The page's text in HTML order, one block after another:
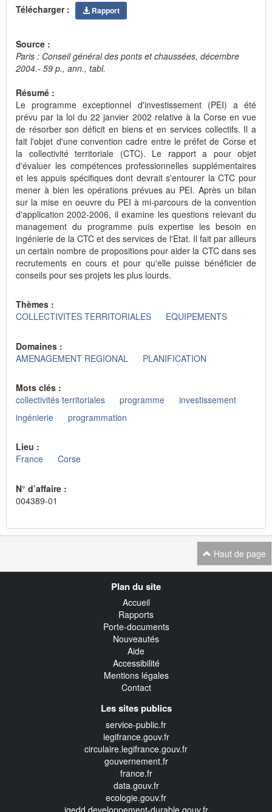
Télécharger : Rapport
Source :
Paris : Conseil général des ponts et chaussées, décembre
2004.- 59 p., ann., tabl.
Résumé :
Le programme exceptionnel d'investissement (PEI) a été
prévu par la loi du 22 janvier 2002 relative à la Corse en vue
de résorber son déficit en biens et en services collectifs. Il a
fait l'objet d'une convention cadre entre le préfet de Corse et
la collectivité territoriale (CTC). Le rapport a pour objet
d'évaluer les compétences professionnelles supplémentaires
et les appuis spécifiques dont devrait s'entourer la CTC pour
mener à bien les opérations prévues au PEI. Après un bilan
sur la mise en oeuvre du PEI à mi-parcours de la convention
d'application 2002-2006, il examine les questions relevant du
management du programme puis expertise les besoin en
ingénierie de la CTC et des services de l'Etat. Il fait par ailleurs
un certain nombre de propositions pour aider la CTC dans ses
recrutements en cours et pour qu'elle puisse bénéficier de
conseils pour ses projets les plus lourds.
Thèmes :
COLLECTIVITES TERRITORIALES
EQUIPEMENTS
Domaines :
AMENAGEMENT REGIONAL
PLANIFICATION
Mots clés :
collectivités territoriales
programme
investissement
ingénierie
programmation
Lieu :
France
Corse
N° d’affaire :
004389-01
Haut de page
Plan du site
Accueil
Rapports
Porte-documents
Nouveautés
Aide
Accessibilité
Mentions légales
Contact
Les sites publics
service-public.fr
legifrance.gouv.fr
circulaire.legifrance.gouv.fr
gouvernement.fr
france.fr
data.gouv.fr
ecologie.gouv.fr
igedd.developpement-durable.gouv.fr